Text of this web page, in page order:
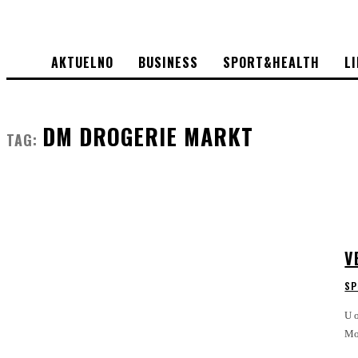
AKTUELNO BUSINESS SPORT&HEALTH
TAG: DM DROGERIE MARKT
U